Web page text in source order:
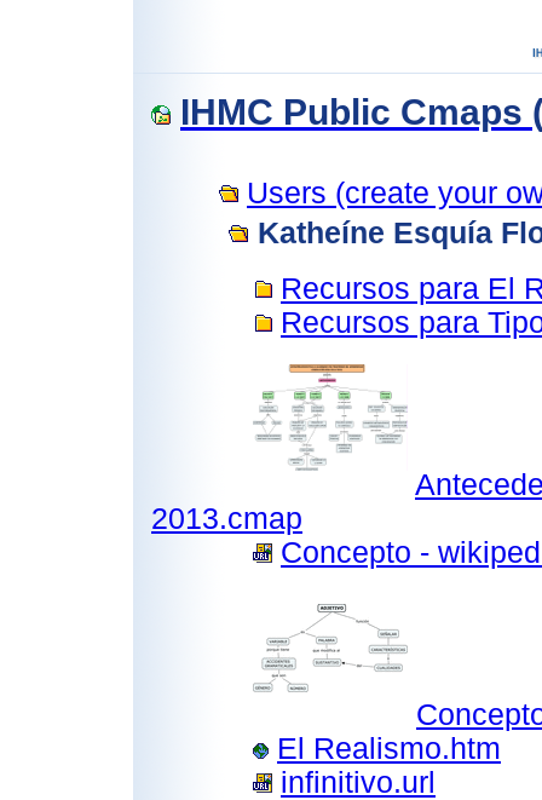
IHMC Public Cmaps
Users (create your
Katheíne Esquía
Recursos para El
Recursos para
2013.cmap
Concepto -
El Realismo.htm
infinitivo.url